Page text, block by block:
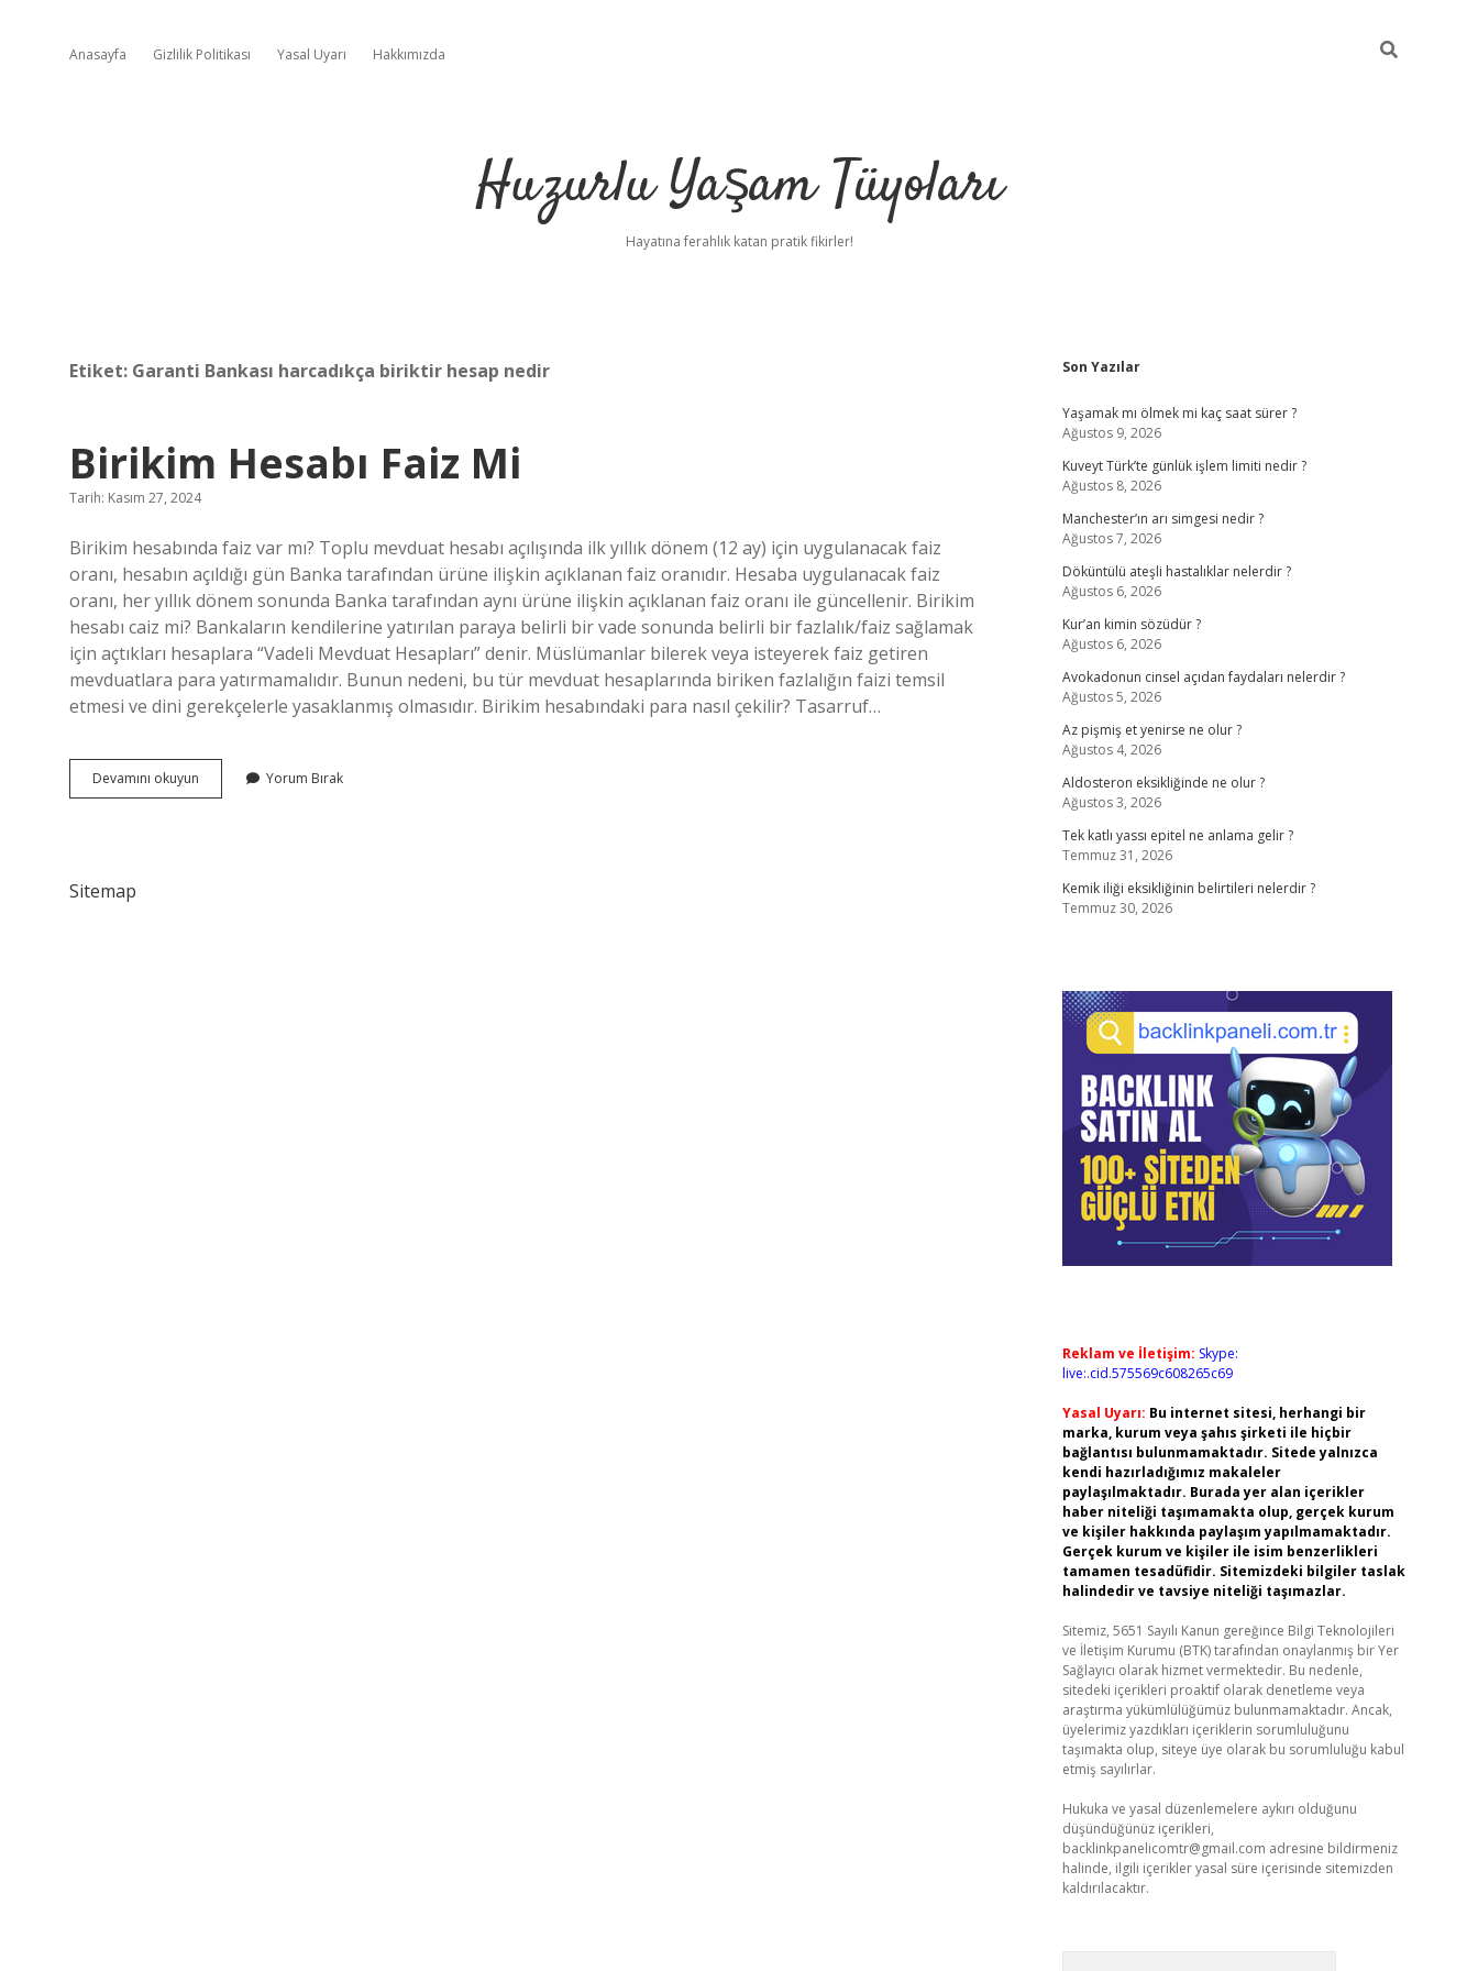
Anasayfa Gizlilik Politikası Yasal Uyarı Hakkımızda
Huzurlu Yaşam Tüyoları
Hayatına ferahlık katan pratik fikirler!
Etiket: Garanti Bankası harcadıkça biriktir hesap nedir
Birikim Hesabı Faiz Mi
Tarih: Kasım 27, 2024
Birikim hesabında faiz var mı? Toplu mevduat hesabı açılışında ilk yıllık dönem (12 ay) için uygulanacak faiz
oranı, hesabın açıldığı gün Banka tarafından ürüne ilişkin açıklanan faiz oranıdır. Hesaba uygulanacak faiz
oranı, her yıllık dönem sonunda Banka tarafından aynı ürüne ilişkin açıklanan faiz oranı ile güncellenir. Birikim
hesabı caiz mi? Bankaların kendilerine yatırılan paraya belirli bir vade sonunda belirli bir fazlalık/faiz sağlamak
için açtıkları hesaplara “Vadeli Mevduat Hesapları” denir. Müslümanlar bilerek veya isteyerek faiz getiren
mevduatlara para yatırmamalıdır. Bunun nedeni, bu tür mevduat hesaplarında biriken fazlalığın faizi temsil
etmesi ve dini gerekçelerle yasaklanmış olmasıdır. Birikim hesabındaki para nasıl çekilir? Tasarruf…
Devamını okuyun
Hesabı
Yorum Bırak
Sitemap
Sidebar
Son Yazılar
Yaşamak mı ölmek mi kaç saat sürer ?
Ağustos 9, 2026
Kuveyt Türk’te günlük işlem limiti nedir ?
Ağustos 8, 2026
Manchester’ın arı simgesi nedir ?
Ağustos 7, 2026
Döküntülü ateşli hastalıklar nelerdir ?
Ağustos 6, 2026
Kur’an kimin sözüdür ?
Ağustos 6, 2026
Avokadonun cinsel açıdan faydaları nelerdir ?
Ağustos 5, 2026
Az pişmiş et yenirse ne olur ?
Ağustos 4, 2026
Aldosteron eksikliğinde ne olur ?
Ağustos 3, 2026
Tek katlı yassı epitel ne anlama gelir ?
Temmuz 31, 2026
Kemik iliği eksikliğinin belirtileri nelerdir ?
Temmuz 30, 2026
Reklam ve İletişim: Skype:
live:.cid.575569c608265c69
Yasal Uyarı: Bu internet sitesi, herhangi bir
marka, kurum veya şahıs şirketi ile hiçbir
bağlantısı bulunmamaktadır. Sitede yalnızca
kendi hazırladığımız makaleler
paylaşılmaktadır. Burada yer alan içerikler
haber niteliği taşımamakta olup, gerçek kurum
ve kişiler hakkında paylaşım yapılmamaktadır.
Gerçek kurum ve kişiler ile isim benzerlikleri
tamamen tesadüfidir. Sitemizdeki bilgiler taslak
halindedir ve tavsiye niteliği taşımazlar.
Sitemiz, 5651 Sayılı Kanun gereğince Bilgi Teknolojileri
ve İletişim Kurumu (BTK) tarafından onaylanmış bir Yer
Sağlayıcı olarak hizmet vermektedir. Bu nedenle,
sitedeki içerikleri proaktif olarak denetleme veya
araştırma yükümlülüğümüz bulunmamaktadır. Ancak,
üyelerimiz yazdıkları içeriklerin sorumluluğunu
taşımakta olup, siteye üye olarak bu sorumluluğu kabul
etmiş sayılırlar.
Hukuka ve yasal düzenlemelere aykırı olduğunu
düşündüğünüz içerikleri,
backlinkpanelicomtr@gmail.com adresine bildirmeniz
halinde, ilgili içerikler yasal süre içerisinde sitemizden
kaldırılacaktır.